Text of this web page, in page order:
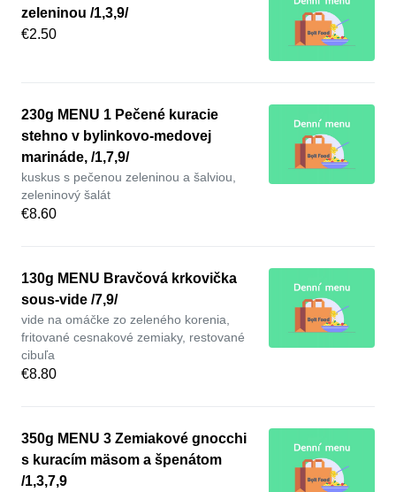
zeleninou /1,3,9/
€2.50
230g MENU 1 Pečené kuracie
stehno v bylinkovo-medovej
marináde, /1,7,9/
kuskus s pečenou zeleninou a šalviou,
zeleninový šalát
€8.60
130g MENU Bravčová krkovička
sous-vide /7,9/
vide na omáčke zo zeleného korenia,
fritované cesnakové zemiaky, restované
cibuľa
€8.80
350g MENU 3 Zemiakové gnocchi
s kuracím mäsom a špenátom
/1,3,7,9